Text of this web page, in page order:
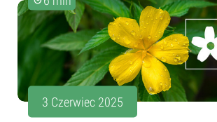
3 Czerwiec 2025